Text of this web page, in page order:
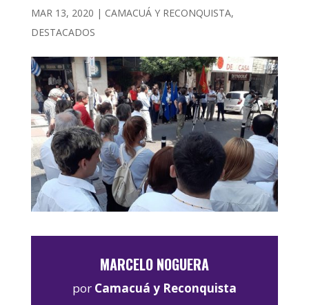
MAR 13, 2020 | CAMACUÁ Y RECONQUISTA,
DESTACADOS
MARCELO NOGUERA
por Camacuá y Reconquista